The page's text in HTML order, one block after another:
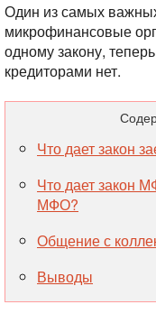
Один из самых
микрофинансовые
одному закону,
кредиторами нет.
Что дает закон
Что дает закон
МФО?
Общение с
Выводы